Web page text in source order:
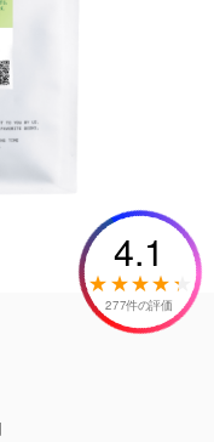
4.1
277件の評価